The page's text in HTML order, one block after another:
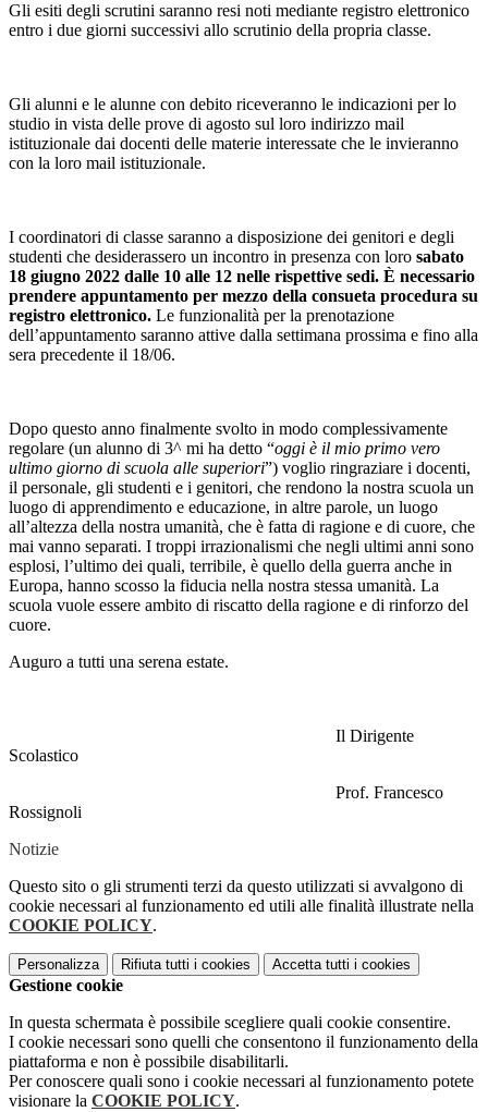
Gli esiti degli scrutini saranno resi noti mediante registro elettronico
entro i due giorni successivi allo scrutinio della propria classe.
Gli alunni e le alunne con debito riceveranno le indicazioni per lo
studio in vista delle prove di agosto sul loro indirizzo mail
istituzionale dai docenti delle materie interessate che le invieranno
con la loro mail istituzionale.
I coordinatori di classe saranno a disposizione dei genitori e degli
studenti che desiderassero un incontro in presenza con loro sabato
18 giugno 2022 dalle 10 alle 12 nelle rispettive sedi. È necessario
prendere appuntamento per mezzo della consueta procedura su
registro elettronico. Le funzionalità per la prenotazione
dell’appuntamento saranno attive dalla settimana prossima e fino alla
sera precedente il 18/06.
Dopo questo anno finalmente svolto in modo complessivamente
regolare (un alunno di 3^ mi ha detto “oggi è il mio primo vero
ultimo giorno di scuola alle superiori”) voglio ringraziare i docenti,
il personale, gli studenti e i genitori, che rendono la nostra scuola un
luogo di apprendimento e educazione, in altre parole, un luogo
all’altezza della nostra umanità, che è fatta di ragione e di cuore, che
mai vanno separati. I troppi irrazionalismi che negli ultimi anni sono
esplosi, l’ultimo dei quali, terribile, è quello della guerra anche in
Europa, hanno scosso la fiducia nella nostra stessa umanità. La
scuola vuole essere ambito di riscatto della ragione e di rinforzo del
cuore.
Auguro a tutti una serena estate.
Il Dirigente
Scolastico
Prof. Francesco
Rossignoli
Notizie
Questo sito o gli strumenti terzi da questo utilizzati si avvalgono di
cookie necessari al funzionamento ed utili alle finalità illustrate nella
COOKIE POLICY.
Personalizza Rifiuta tutti i cookies Accetta tutti i cookies
Gestione cookie
In questa schermata è possibile scegliere quali cookie consentire.
I cookie necessari sono quelli che consentono il funzionamento della
piattaforma e non è possibile disabilitarli.
Per conoscere quali sono i cookie necessari al funzionamento potete
visionare la COOKIE POLICY.